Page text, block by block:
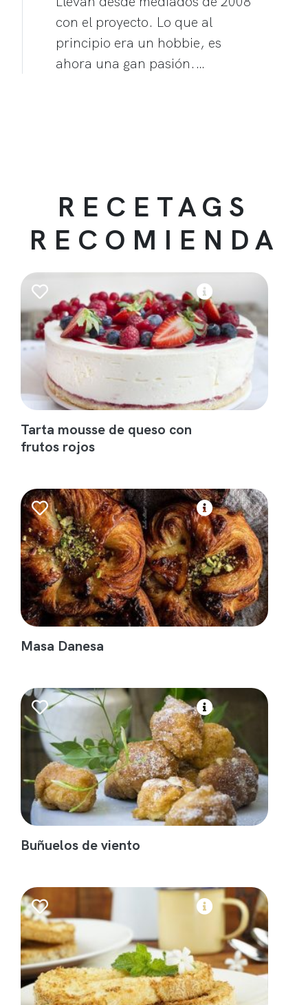
con el proyecto. Lo que al
principio era un hobbie, es
ahora una gan pasión.…
RECETAGS
RECOMIENDA
Tarta mousse de queso con
frutos rojos
Masa Danesa
Buñuelos de viento